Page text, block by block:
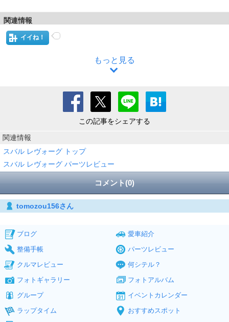
関連情報
イイね！
もっと見る
この記事をシェアする
関連情報
スバル レヴォーグ トップ
スバル レヴォーグ パーツレビュー
コメント(0)
tomozou156さん
ブログ
愛車紹介
整備手帳
パーツレビュー
クルマレビュー
何シテル？
フォトギャラリー
フォトアルバム
グループ
イベントカレンダー
ラップタイム
おすすめスポット